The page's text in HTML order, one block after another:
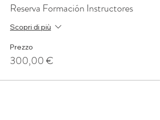
Reserva Formación Instructores
Scopri di più
Prezzo
300,00 €